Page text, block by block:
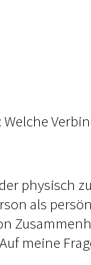
physisch
als
meine